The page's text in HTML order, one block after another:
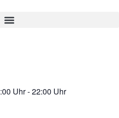
Uhr-22:00 Uhr